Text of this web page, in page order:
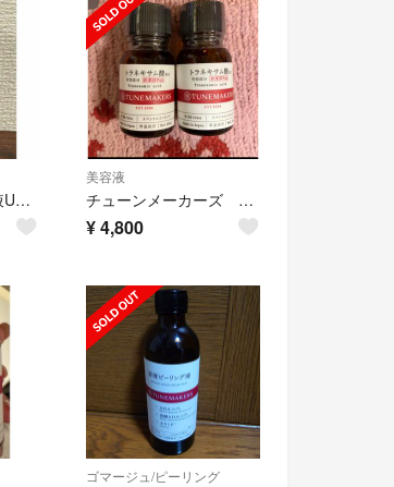
TUNEMAKERS 原液UVトーンアップ ピンクベージュ
美容液
チューンメーカーズ トラネキサム酸 ２本セット 新品未使用 チューンメーカーズ
¥4,800
ゴマージュ/ピーリング